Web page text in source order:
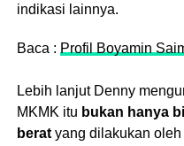
indikasi lainnya.
Baca : Profil Boyamin
Lebih lanjut Denny
MKMK itu bukan hanya
beratyang dilakukan oleh